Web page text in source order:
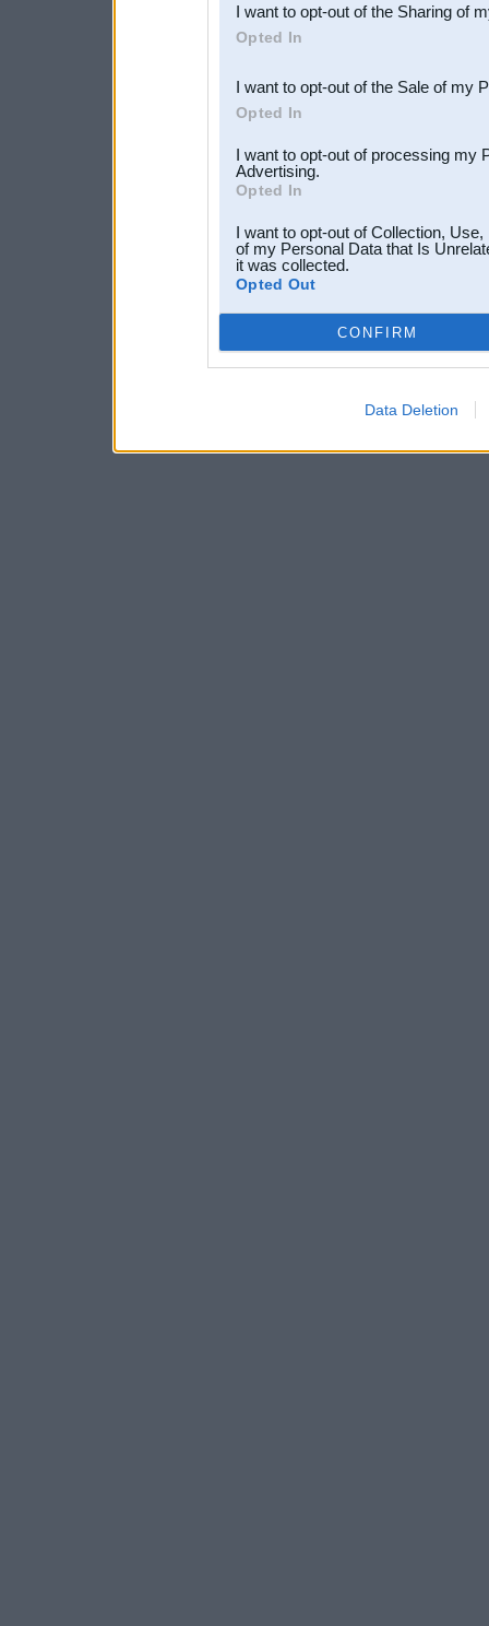
Downstream Participants
third parties.
I want to opt-out of the Sharing of
Opted In
I want to opt-out of the Sale of my
Opted In
I want to opt-out of processing my
Advertising.
Opted In
I want to opt-out of Collection,
of my Personal Data that Is
it was collected.
Opted Out
CONFIRM
Data Deletion